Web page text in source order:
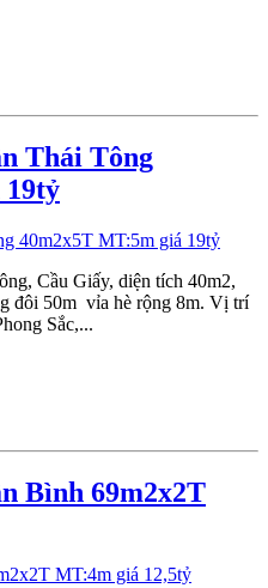
Thái Tông
19tỷ
Cầu Giấy, diện tích 40m2,
đôi 50m vỉa hè rộng 8m. Vị trí
Sắc,...
Bình 69m2x2T